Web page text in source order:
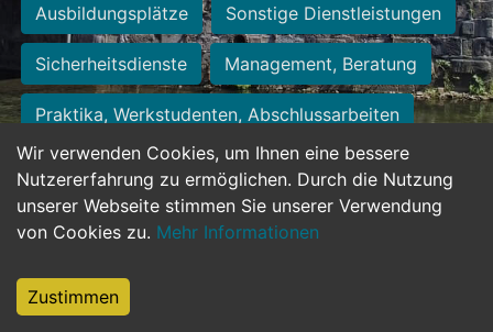
Wir verwenden Cookies, um Ihnen eine bessere
Nutzererfahrung zu ermöglichen. Durch die Nutzung
unserer Webseite stimmen Sie unserer Verwendung
von Cookies zu. Mehr Informationen
Zustimmen
Ausbildungsplätze Sonstige Dienstleistungen
Sicherheitsdienste Management, Beratung
Praktika, Werkstudenten, Abschlussarbeiten
Personalwesen Assistenz, Sekretariat
Hilfskräfte, Aushilfs- und Nebenjobs
Weiterbildung, Studium, duale Ausbildung